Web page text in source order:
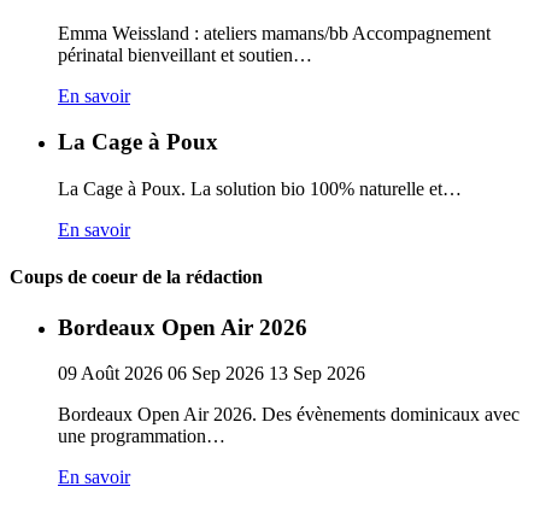
Emma Weissland : ateliers mamans/bb Accompagnement
périnatal bienveillant et soutien…
En savoir
La Cage à Poux
La Cage à Poux. La solution bio 100% naturelle et…
En savoir
Coups de coeur de la rédaction
Bordeaux Open Air 2026
09 Août 2026 06 Sep 2026 13 Sep 2026
Bordeaux Open Air 2026. Des évènements dominicaux avec
une programmation…
En savoir